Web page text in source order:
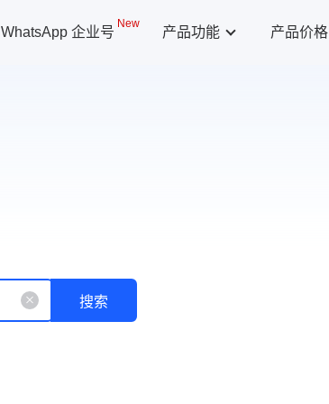
WhatsApp 企业号
New
产品功能 产品价格
搜索